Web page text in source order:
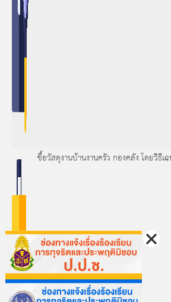
ซื้อวัสดุงานบ้านงานครัว กองคลัง โดยวิธีเฉ